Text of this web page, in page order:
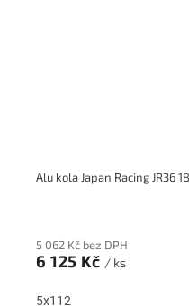
5 062 Kč bez DPH
6 125 Kč / ks
5x112